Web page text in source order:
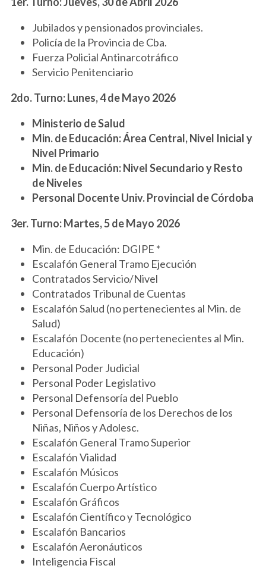
Jubilados y pensionados provinciales.
Policía de la Provincia de Cba.
Fuerza Policial Antinarcotráfico
Servicio Penitenciario
2do. Turno: Lunes, 4 de Mayo 2026
Ministerio de Salud
Min. de Educación: Área Central, Nivel Inicial y
Nivel Primario
Min. de Educación: Nivel Secundario y Resto
de Niveles
Personal Docente Univ. Provincial de Córdoba
3er. Turno: Martes, 5 de Mayo 2026
Min. de Educación: DGIPE *
Escalafón General Tramo Ejecución
Contratados Servicio/Nivel
Contratados Tribunal de Cuentas
Escalafón Salud (no pertenecientes al Min. de
Salud)
Escalafón Docente (no pertenecientes al Min.
Educación)
Personal Poder Judicial
Personal Poder Legislativo
Personal Defensoría del Pueblo
Personal Defensoría de los Derechos de los
Niñas, Niños y Adolesc.
Escalafón General Tramo Superior
Escalafón Vialidad
Escalafón Músicos
Escalafón Cuerpo Artístico
Escalafón Gráficos
Escalafón Científico y Tecnológico
Escalafón Bancarios
Escalafón Aeronáuticos
Inteligencia Fiscal